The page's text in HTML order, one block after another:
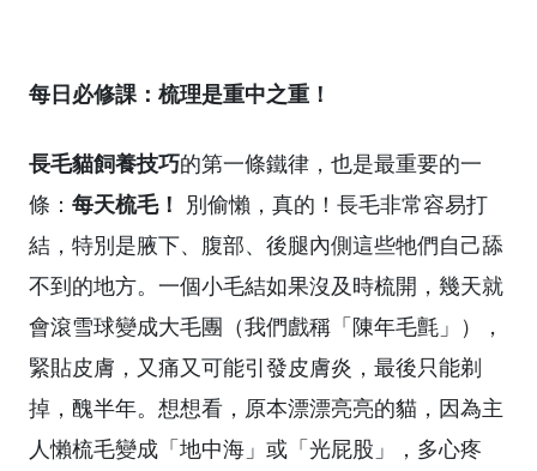
每日必修課：梳理是重中之重！
長毛貓飼養技巧的第一條鐵律，也是最重要的一
條： 每天梳毛！ 別偷懶，真的！長毛非常容易打
結，特別是腋下、腹部、後腿內側這些牠們自己舔
不到的地方。一個小毛結如果沒及時梳開，幾天就
會滾雪球變成大毛團（我們戲稱「陳年毛氈」），
緊貼皮膚，又痛又可能引發皮膚炎，最後只能剃
掉，醜半年。想想看，原本漂漂亮亮的貓，因為主
人懶梳毛變成「地中海」或「光屁股」，多心疼